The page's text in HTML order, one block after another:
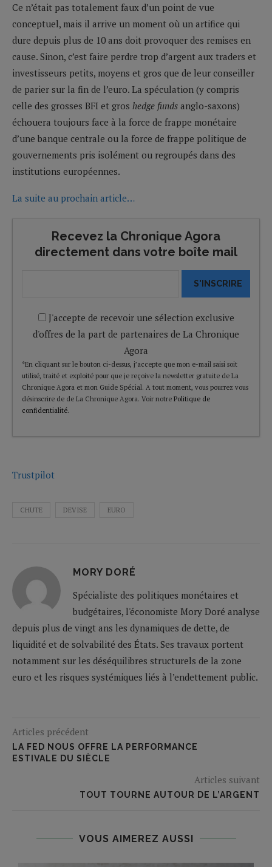
Ce n’était pas totalement faux d’un point de vue
conceptuel, mais il arrive un moment où un artifice qui
dure depuis plus de 10 ans doit provoquer des remises en
cause. Sinon, c’est faire perdre trop d’argent aux traders et
investisseurs petits, moyens et gros que de leur conseiller
de parier sur la fin de l’euro. La spéculation (y compris
celle des grosses BFI et gros hedge funds anglo-saxons)
échouera toujours face à la force de frappe monétaire
d’une banque centrale ou la force de frappe politique de
gouvernements pris isolément ou regroupés dans des
institutions européennes.
La suite au prochain article…
Recevez la Chronique Agora
directement dans votre boîte mail
S'INSCRIRE
J'accepte de recevoir une sélection exclusive
d'offres de la part de partenaires de La Chronique
Agora
*En cliquant sur le bouton ci-dessus, j’accepte que mon e-mail saisi soit
utilisé, traité et exploité pour que je reçoive la newsletter gratuite de La
Chronique Agora et mon Guide Spécial. A tout moment, vous pourrez vous
désinscrire de de La Chronique Agora. Voir notre Politique de
confidentialité.
Trustpilot
CHUTE DEVISE EURO
MORY DORÉ
Spécialiste des politiques monétaires et
budgétaires, l'économiste Mory Doré analyse
depuis plus de vingt ans les dynamiques de dette, de
liquidité et de solvabilité des États. Ses travaux portent
notamment sur les déséquilibres structurels de la zone
euro et les risques systémiques liés à l’endettement public.
Articles précédent
LA FED NOUS OFFRE LA PERFORMANCE
ESTIVALE DU SIÈCLE
Articles suivant
TOUT TOURNE AUTOUR DE L’ARGENT
VOUS AIMEREZ AUSSI